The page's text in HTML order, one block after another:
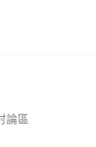
論區